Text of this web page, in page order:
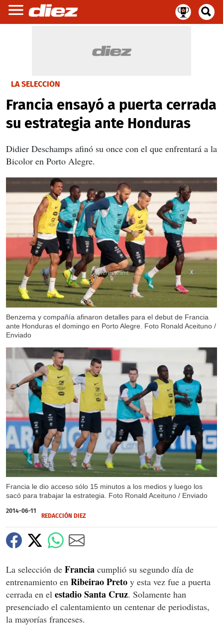
LA SELECCIÓN
Francia ensayó a puerta cerrada
su estrategia ante Honduras
Didier Deschamps afinó su once con el que enfrentará a la
Bicolor en Porto Alegre.
Benzema y compañía afinaron detalles para el debut de Francia
ante Honduras el domingo en Porto Alegre. Foto Ronald Aceituno /
Enviado
Francia le dio acceso sólo 15 minutos a los medios y luego los
sacó para trabajar la estrategia. Foto Ronald Aceituno / Enviado
X
2014-06-11
REDACCIÓN DIEZ
La selección de Francia cumplió su segundo día de
entrenamiento en Ribeirao Preto y esta vez fue a puerta
cerrada en el estadio Santa Cruz. Solamente han
presenciado el calentamiento un centenar de periodistas,
la mayorías franceses.